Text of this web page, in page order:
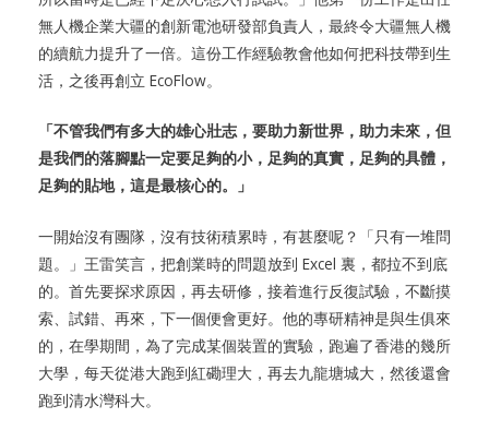
無人機企業大疆的創新電池研發部負責人，最終令大疆無人機
的續航力提升了一倍。這份工作經驗教會他如何把科技帶到生
活，之後再創立 EcoFlow。
「不管我們有多大的雄心壯志，要助力新世界，助力未來，但
是我們的落腳點一定要足夠的小，足夠的真實，足夠的具體，
足夠的貼地，這是最核心的。」
一開始沒有團隊，沒有技術積累時，有甚麼呢？「只有一堆問
題。」王雷笑言，把創業時的問題放到 Excel 裏，都拉不到底
的。首先要探求原因，再去研修，接着進行反復試驗，不斷摸
索、試錯、再來，下一個便會更好。他的專研精神是與生俱來
的，在學期間，為了完成某個裝置的實驗，跑遍了香港的幾所
大學，每天從港大跑到紅磡理大，再去九龍塘城大，然後還會
跑到清水灣科大。